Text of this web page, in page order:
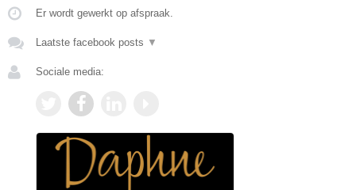
Er wordt gewerkt op afspraak.
Laatste facebook posts ▼
Sociale media: